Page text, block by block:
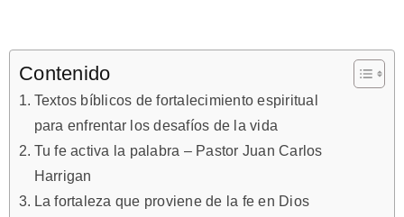
Contenido
Textos bíblicos de fortalecimiento espiritual
para enfrentar los desafíos de la vida
Tu fe activa la palabra – Pastor Juan Carlos
Harrigan
La fortaleza que proviene de la fe en Dios